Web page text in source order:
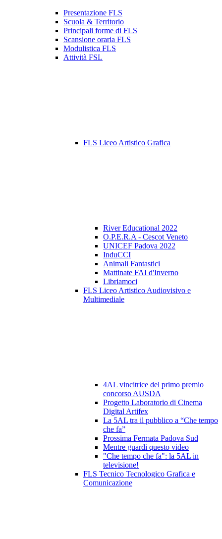
Presentazione FLS
Scuola & Territorio
Principali forme di FLS
Scansione oraria FLS
Modulistica FLS
Attività FSL
FLS Liceo Artistico Grafica
River Educational 2022
O.P.E.R.A - Cescot Veneto
UNICEF Padova 2022
InduCCI
Animali Fantastici
Mattinate FAI d'Inverno
Libriamoci
FLS Liceo Artistico Audiovisivo e
Multimediale
4AL vincitrice del primo premio
concorso AUSDA
Progetto Laboratorio di Cinema
Digital Artifex
La 5AL tra il pubblico a “Che tempo
che fa”
Prossima Fermata Padova Sud
Mentre guardi questo video
"Che tempo che fa": la 5AL in
televisione!
FLS Tecnico Tecnologico Grafica e
Comunicazione